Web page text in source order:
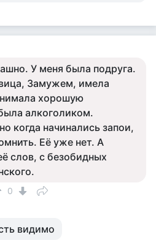
У меня была подруга.
Замужем, имела
хорошую
алкоголиком.
когда начинались запои,
Её уже нет. А
слов, с безобидных
0
видимо